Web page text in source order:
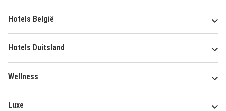
Hotels België
Hotels Duitsland
Wellness
Luxe